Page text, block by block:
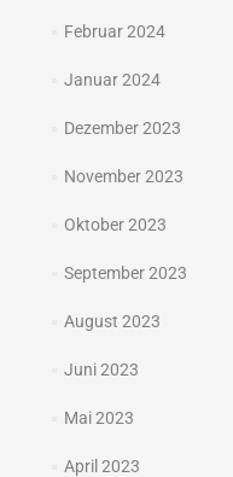
Februar 2024
Januar 2024
Dezember 2023
November 2023
Oktober 2023
September 2023
August 2023
Juni 2023
Mai 2023
April 2023